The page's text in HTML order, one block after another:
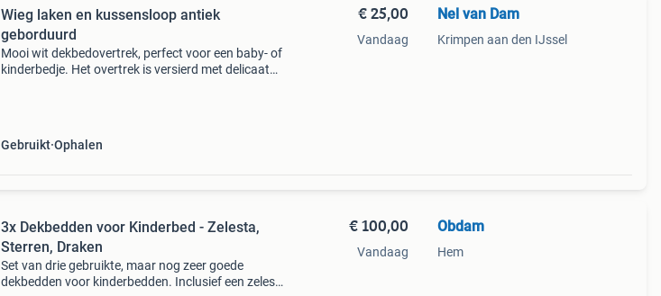
Wieg laken en kussensloop antiek
geborduurd
Mooi wit dekbedovertrek, perfect voor een baby- of
kinderbedje. Het overtrek is versierd met delicaat
Gebruikt Ophalen
€ 25,00
Vandaag
Nel van Dam
Krimpen aan den IJssel
3x Dekbedden voor Kinderbed - Zelesta,
Sterren, Draken
Set van drie gebruikte, maar nog zeer goede
dekbedden voor kinderbedden. Inclusief een zelesta
€ 100,00
Vandaag
Obdam
Hem